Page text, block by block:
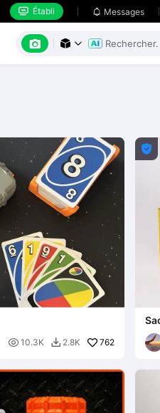
 Établi  Messages
  
 10.3K  2.8K 762
